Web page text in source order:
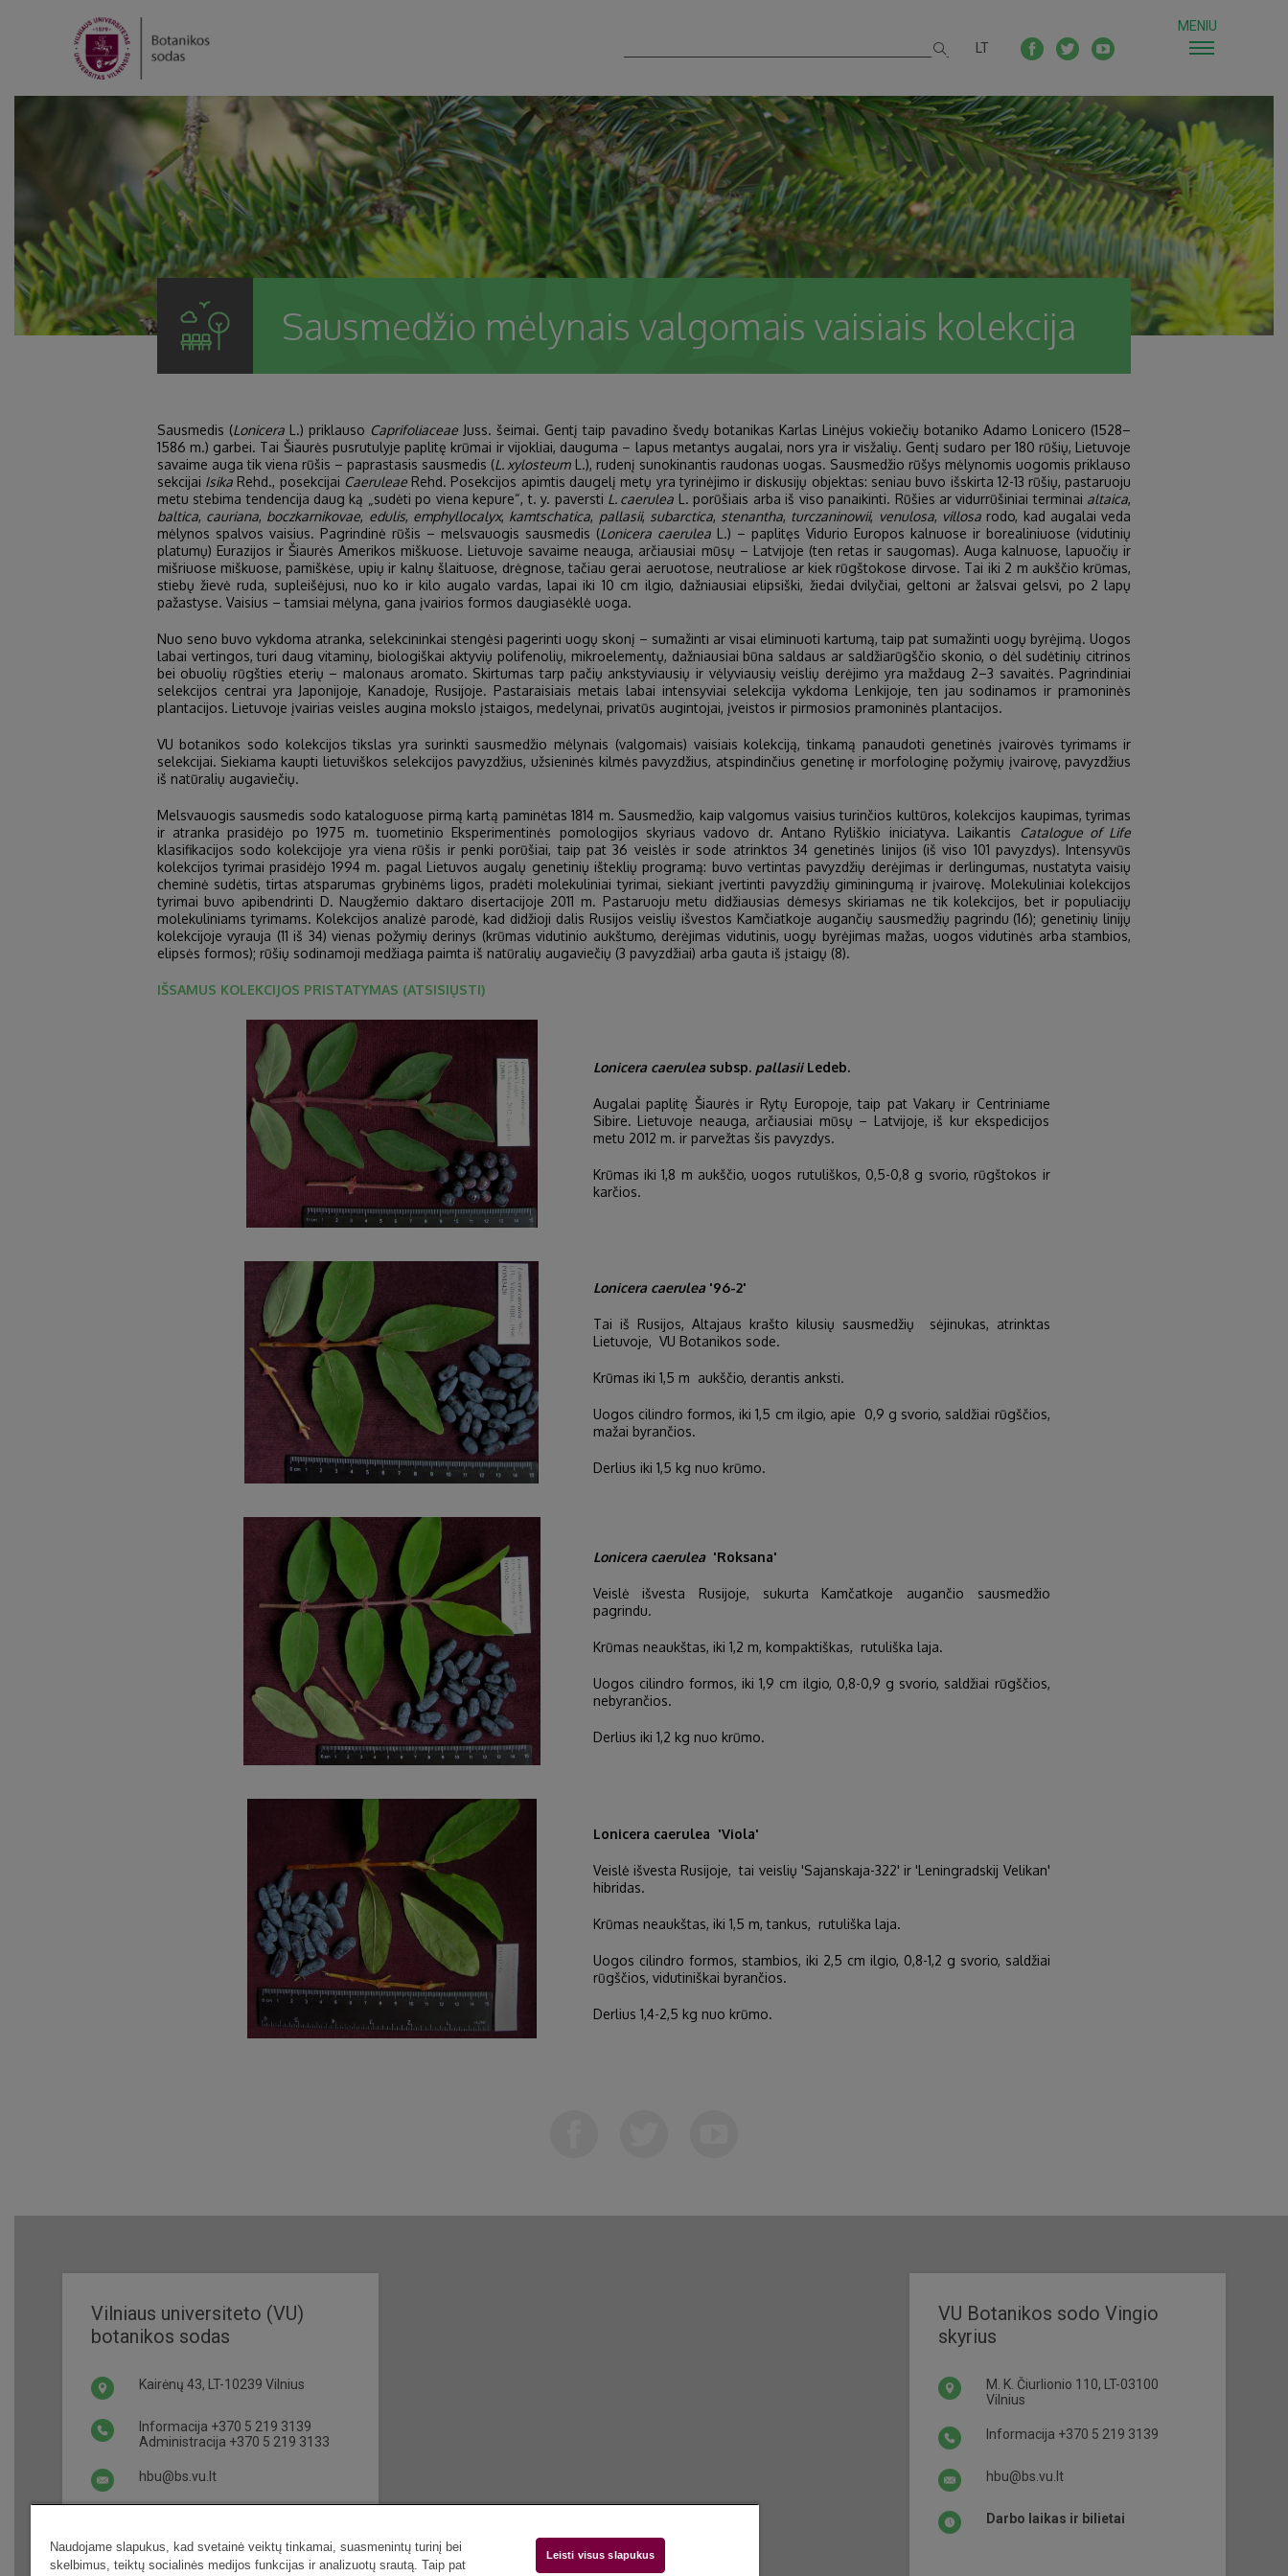
LT
MENIU
Sausmedžio mėlynais valgomais vaisiais kolekcija
Sausmedis (LoniceraL.) priklauso Caprifoliaceae Juss. šeimai. Gentį taip pavadino švedų botanikas Karlas Linėjus vokiečių botaniko Adamo Lonicero (1528–
1586 m.) garbei. Tai Šiaurės pusrutulyje paplitę krūmai ir vijokliai, dauguma – lapus metantys augalai, nors yra ir visžalių. Gentį sudaro per 180 rūšių, Lietuvoje
savaime auga tik viena rūšis – paprastasis sausmedis (L. xylosteumL.), rudenį sunokinantis raudonas uogas. Sausmedžio rūšys mėlynomis uogomis priklauso
sekcijai IsikaRehd., posekcijai CaeruleaeRehd. Posekcijos apimtis daugelį metų yra tyrinėjimo ir diskusijų objektas: seniau buvo išskirta 12-13 rūšių, pastaruoju
metu stebima tendencija daug ką „sudėti po viena kepure“, t. y. paversti L. caerulea L. porūšiais arba iš viso panaikinti. Rūšies ar vidurrūšiniai terminai altaica,
baltica, cauriana, boczkarnikovae, edulis, emphyllocalyx, kamtschatica, pallasii, subarctica, stenantha, turczaninowii, venulosa, villosa rodo, kad augalai veda
mėlynos spalvos vaisius. Pagrindinė rūšis – melsvauogis sausmedis (Lonicera caeruleaL.) – paplitęs Vidurio Europos kalnuose ir borealiniuose (vidutinių
platumų) Eurazijos ir Šiaurės Amerikos miškuose. Lietuvoje savaime neauga, arčiausiai mūsų – Latvijoje (ten retas ir saugomas). Auga kalnuose, lapuočių ir
mišriuose miškuose, pamiškėse, upių ir kalnų šlaituose, drėgnose, tačiau gerai aeruotose, neutraliose ar kiek rūgštokose dirvose. Tai iki 2 m aukščio krūmas,
stiebų žievė ruda, supleišėjusi, nuo ko ir kilo augalo vardas, lapai iki 10 cm ilgio, dažniausiai elipsiški, žiedai dvilyčiai, geltoni ar žalsvai gelsvi, po 2 lapų
pažastyse. Vaisius – tamsiai mėlyna, gana įvairios formos daugiasėklė uoga.
Nuo seno buvo vykdoma atranka, selekcininkai stengėsi pagerinti uogų skonį – sumažinti ar visai eliminuoti kartumą, taip pat sumažinti uogų byrėjimą. Uogos
labai vertingos, turi daug vitaminų, biologiškai aktyvių polifenolių, mikroelementų, dažniausiai būna saldaus ar saldžiarūgščio skonio, o dėl sudėtinių citrinos
bei obuolių rūgšties eterių – malonaus aromato. Skirtumas tarp pačių ankstyviausių ir vėlyviausių veislių derėjimo yra maždaug 2–3 savaitės. Pagrindiniai
selekcijos centrai yra Japonijoje, Kanadoje, Rusijoje. Pastaraisiais metais labai intensyviai selekcija vykdoma Lenkijoje, ten jau sodinamos ir pramoninės
plantacijos. Lietuvoje įvairias veisles augina mokslo įstaigos, medelynai, privatūs augintojai, įveistos ir pirmosios pramoninės plantacijos.
VU botanikos sodo kolekcijos tikslas yra surinkti sausmedžio mėlynais (valgomais) vaisiais kolekciją, tinkamą panaudoti genetinės įvairovės tyrimams ir
selekcijai. Siekiama kaupti lietuviškos selekcijos pavyzdžius, užsieninės kilmės pavyzdžius, atspindinčius genetinę ir morfologinę požymių įvairovę, pavyzdžius
iš natūralių augaviečių.
Melsvauogis sausmedis sodo kataloguose pirmą kartą paminėtas 1814 m. Sausmedžio, kaip valgomus vaisius turinčios kultūros, kolekcijos kaupimas, tyrimas
ir atranka prasidėjo po 1975 m. tuometinio Eksperimentinės pomologijos skyriaus vadovo dr. Antano Ryliškio iniciatyva. Laikantis
Catalogue of Life
klasifikacijos sodo kolekcijoje yra viena rūšis ir penki porūšiai, taip pat 36 veislės ir sode atrinktos 34 genetinės linijos (iš viso 101 pavyzdys). Intensyvūs
kolekcijos tyrimai prasidėjo 1994 m. pagal Lietuvos augalų genetinių išteklių programą: buvo vertintas pavyzdžių derėjimas ir derlingumas, nustatyta vaisių
cheminė sudėtis, tirtas atsparumas grybinėms ligos, pradėti molekuliniai tyrimai, siekiant įvertinti pavyzdžių giminingumą ir įvairovę. Molekuliniai kolekcijos
tyrimai buvo apibendrinti D. Naugžemio daktaro disertacijoje 2011 m. Pastaruoju metu didžiausias dėmesys skiriamas ne tik kolekcijos, bet ir populiacijų
molekuliniams tyrimams. Kolekcijos analizė parodė, kad didžioji dalis Rusijos veislių išvestos Kamčiatkoje augančių sausmedžių pagrindu (16); genetinių linijų
kolekcijoje vyrauja (11 iš 34) vienas požymių derinys (krūmas vidutinio aukštumo, derėjimas vidutinis, uogų byrėjimas mažas, uogos vidutinės arba stambios,
elipsės formos); rūšių sodinamoji medžiaga paimta iš natūralių augaviečių (3 pavyzdžiai) arba gauta iš įstaigų (8).
IŠSAMUS KOLEKCIJOS PRISTATYMAS (ATSISIŲSTI)
Lonicera caeruleasubsp. pallasiiLedeb.
Augalai paplitę Šiaurės ir Rytų Europoje, taip pat Vakarų ir Centriniame
Sibire. Lietuvoje neauga, arčiausiai mūsų – Latvijoje, iš kur ekspedicijos
metu 2012 m. ir parvežtas šis pavyzdys.
Krūmas iki 1,8 m aukščio, uogos rutuliškos, 0,5-0,8 g svorio, rūgštokos ir
karčios.
Lonicera caerulea'96-2'
Tai iš Rusijos, Altajaus krašto kilusių sausmedžių sėjinukas, atrinktas
Lietuvoje, VU Botanikos sode.
Krūmas iki 1,5 m aukščio, derantis anksti.
Uogos cilindro formos, iki 1,5 cm ilgio, apie 0,9 g svorio, saldžiai rūgščios,
mažai byrančios.
Derlius iki 1,5 kg nuo krūmo.
Lonicera caerulea'Roksana'
Veislė išvesta Rusijoje, sukurta Kamčatkoje augančio sausmedžio
pagrindu.
Krūmas neaukštas, iki 1,2 m, kompaktiškas, rutuliška laja.
Uogos cilindro formos, iki 1,9 cm ilgio, 0,8-0,9 g svorio, saldžiai rūgščios,
nebyrančios.
Derlius iki 1,2 kg nuo krūmo.
Lonicera caerulea 'Viola'
Veislė išvesta Rusijoje, tai veislių 'Sajanskaja-322' ir 'Leningradskij Velikan'
hibridas.
Krūmas neaukštas, iki 1,5 m, tankus, rutuliška laja.
Uogos cilindro formos, stambios, iki 2,5 cm ilgio, 0,8-1,2 g svorio, saldžiai
rūgščios, vidutiniškai byrančios.
Derlius 1,4-2,5 kg nuo krūmo.
Vilniaus universiteto (VU)
botanikos sodas
Kairėnų 43, LT-10239 Vilnius
Informacija +370 5 219 3139
Administracija +370 5 219 3133
hbu@bs.vu.lt
VU Botanikos sodo Vingio
skyrius
M. K. Čiurlionio 110, LT-03100
Vilnius
Informacija +370 5 219 3139
hbu@bs.vu.lt
Darbo laikas ir bilietai
Naudojame slapukus, kad svetainė veiktų tinkamai, suasmenintų turinį bei
skelbimus, teiktų socialinės medijos funkcijas ir analizuotų srautą. Taip pat
Leisti visus slapukus